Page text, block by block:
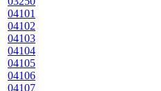
04101
04102
04103
04104
04105
04106
04107